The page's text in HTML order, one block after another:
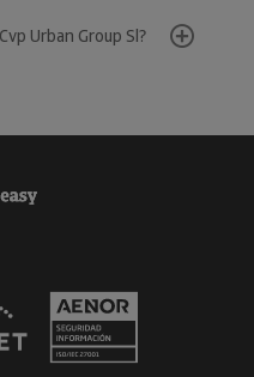
Urban Group Sl?